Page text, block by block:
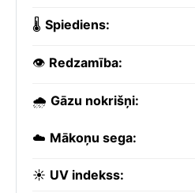
🌡️ Spiediens:
👁️ Redzamība:
🌧️ Gāzu nokrišņi:
☁️ Mākoņu sega:
☀️ UV indekss: